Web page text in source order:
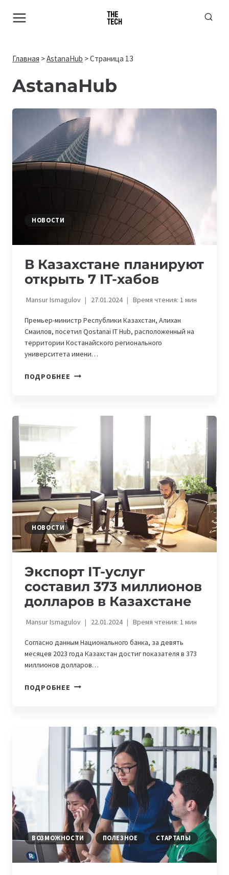
Главная >AstanaHub >Страница 13
AstanaHub
НОВОСТИ
В Казахстане планируют
открыть 7 IT-хабов
Mansur Ismagulov 27.01.2024 Время чтения: 1мин
Премьер-министр Республики Казахстан, Алихан
Смаилов, посетил Qostanai IT Hub, расположенный на
территории Костанайского регионального
университета имени…
ПОДРОБНЕЕ В
НОВОСТИ
Экспорт IT-услуг
составил 373 миллионов
долларов в Казахстане
Mansur Ismagulov 22.01.2024 Время чтения: 1мин
Согласно данным Национального банка, за девять
месяцев 2023 года Казахстан достиг показателя в 373
миллионов долларов…
ПОДРОБНЕЕ ЭКСПОРТ
МИЛЛИОНОВ
ДОЛЛАРОВ
КАЗАХСТАНЕ
ВОЗМОЖНОСТИ ПОЛЕЗНОЕ СТАРТАПЫ